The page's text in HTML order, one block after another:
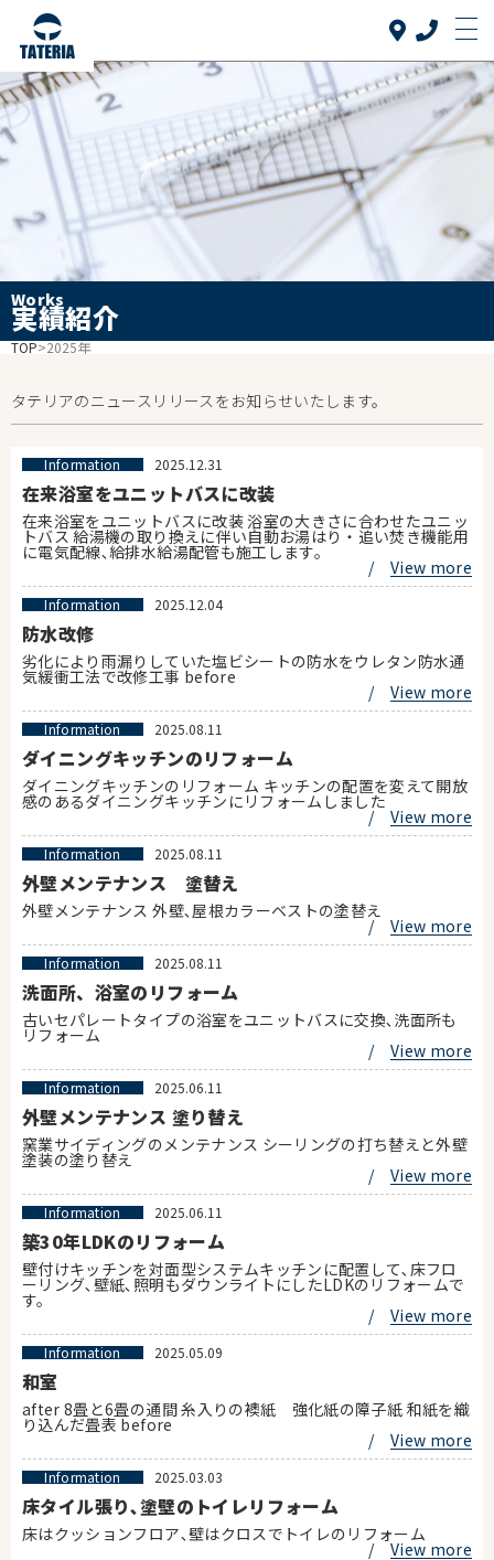
Top
トップ
当社について
About us
リフォーム品目
Reform
介護リフォーム
よくある質問
会社案内
Company
お問い合わせ
Works
実績紹介
TOP>2025年
タテリアのニュースリリースをお知らせいたします。
Information 2025.12.31
在来浴室をユニットバスに改装
在来浴室をユニットバスに改装 浴室の大きさに合わせたユニッ
トバス 給湯機の取り換えに伴い自動お湯はり・追い焚き機能用
に電気配線､給排水給湯配管も施工します。
/ View more
Information 2025.12.04
防水改修
劣化により雨漏りしていた塩ビシートの防水をウレタン防水通
気緩衝工法で改修工事 before
/ View more
Information 2025.08.11
ダイニングキッチンのリフォーム
ダイニングキッチンのリフォーム キッチンの配置を変えて開放
感のあるダイニングキッチンにリフォームしました
/ View more
Information 2025.08.11
外壁メンテナンス 塗替え
外壁メンテナンス 外壁､屋根カラーベストの塗替え
/ View more
Information 2025.08.11
洗面所、浴室のリフォーム
古いセパレートタイプの浴室をユニットバスに交換､洗面所も
リフォーム
/ View more
Information 2025.06.11
外壁メンテナンス 塗り替え
窯業サイディングのメンテナンス シーリングの打ち替えと外壁
塗装の塗り替え
/ View more
Information 2025.06.11
築30年LDKのリフォーム
壁付けキッチンを対面型システムキッチンに配置して､床フロ
ーリング､壁紙､照明もダウンライトにしたLDKのリフォームで
す。
/ View more
Information 2025.05.09
和室
after 8畳と6畳の通間 糸入りの襖紙 強化紙の障子紙 和紙を織
り込んだ畳表 before
/ View more
Information 2025.03.03
床タイル張り､塗壁のトイレリフォーム
床はクッションフロア､壁はクロスでトイレのリフォーム
/ View more